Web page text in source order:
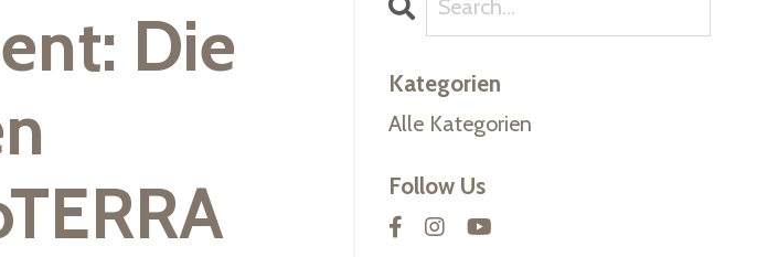
Die
Kategorien
Alle Kategorien
Follow Us